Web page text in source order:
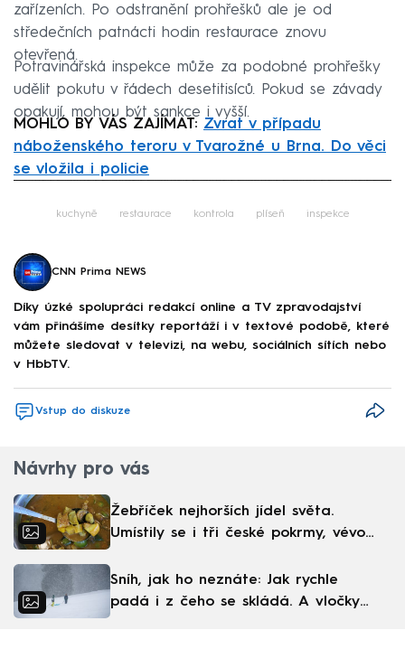
zařízeních. Po odstranění prohřešků ale je od
středečních patnácti hodin restaurace znovu
otevřená.
Potravinářská inspekce může za podobné prohřešky
udělit pokutu v řádech desetitisíců. Pokud se závady
opakují, mohou být sankce i vyšší.
MOHLO BY VÁS ZAJÍMAT: Zvrat v případu
náboženského teroru v Tvarožné u Brna. Do věci
se vložila i policie
kuchyně restaurace kontrola plíseň inspekce
CNN Prima NEWS
Díky úzké spolupráci redakcí online a TV zpravodajství
vám přinášíme desítky reportáží i v textové podobě, které
můžete sledovat v televizi, na webu, sociálních sítích nebo
v HbbTV.
Vstup do diskuze
Návrhy pro vás
Žebříček nejhorších jídel světa.
Umístily se i tři české pokrmy, vévodí
Sníh, jak ho neznáte: Jak rychle
padá i z čeho se skládá. A vločky